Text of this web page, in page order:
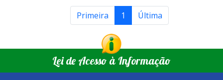
Primeira 1 Última
Lei de Acesso à Informação